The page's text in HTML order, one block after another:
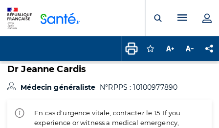
Ouvrir laMenu
Connectez-vous
Augmenter la
Dr Jeanne Cardis
Médecin généraliste N°RPPS : 10100977890
En cas d'urgence vitale, contactez le 15. If you
experience or witness a medical emergency,